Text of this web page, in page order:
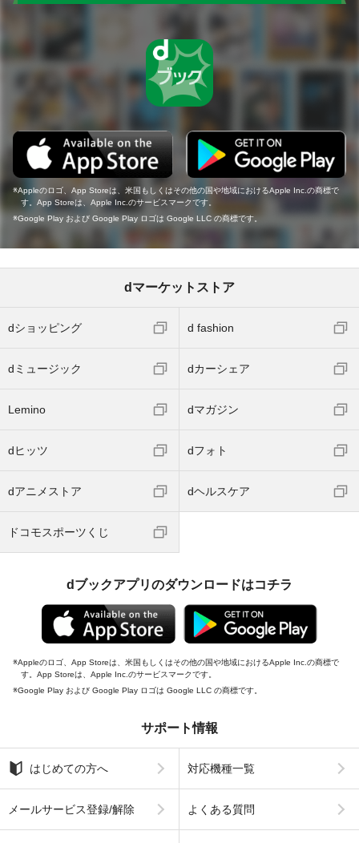
Appleのロゴ、App Storeは、米国もしくはその他の国や地域におけるApple Inc.の商標で
す。App Storeは、Apple Inc.のサービスマークです。
Google Play および Google Play ロゴは Google LLC の商標です。
dマーケットストア
dショッピング d fashion
dミュージック dカーシェア
Lemino dマガジン
dヒッツ dフォト
dアニメストア dヘルスケア
ドコモスポーツくじ
dブックアプリのダウンロードはコチラ
Appleのロゴ、App Storeは、米国もしくはその他の国や地域におけるApple Inc.の商標で
す。App Storeは、Apple Inc.のサービスマークです。
Google Play および Google Play ロゴは Google LLC の商標です。
サポート情報
はじめての方へ 対応機種一覧
メールサービス登録/解除 よくある質問